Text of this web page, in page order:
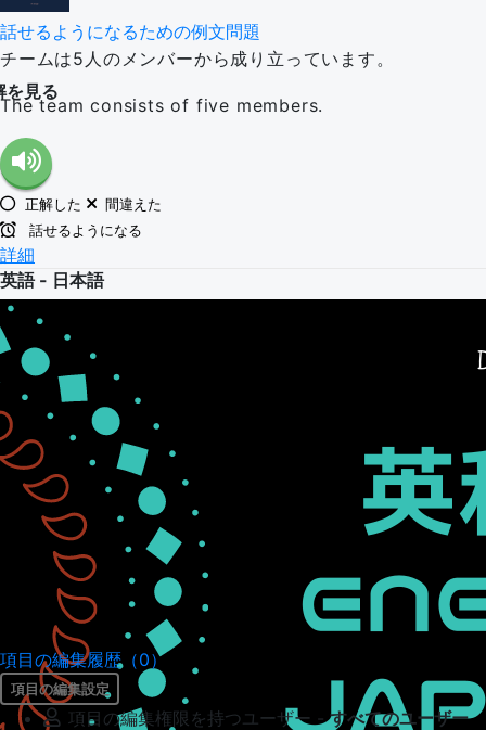
話せるようになるための例文問題
チームは5人のメンバーから成り立っています。
を見る
The team consists of five members.
正解した
間違えた
話せるようになる
詳細
英語 - 日本語
項目の編集履歴（0）
項目の編集設定
項目の編集権限を持つユーザー -すべてのユーザー